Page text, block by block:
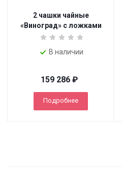
2 чашки чайные
«Виноград» с ложками
В наличии
159 286₽
Подробнее